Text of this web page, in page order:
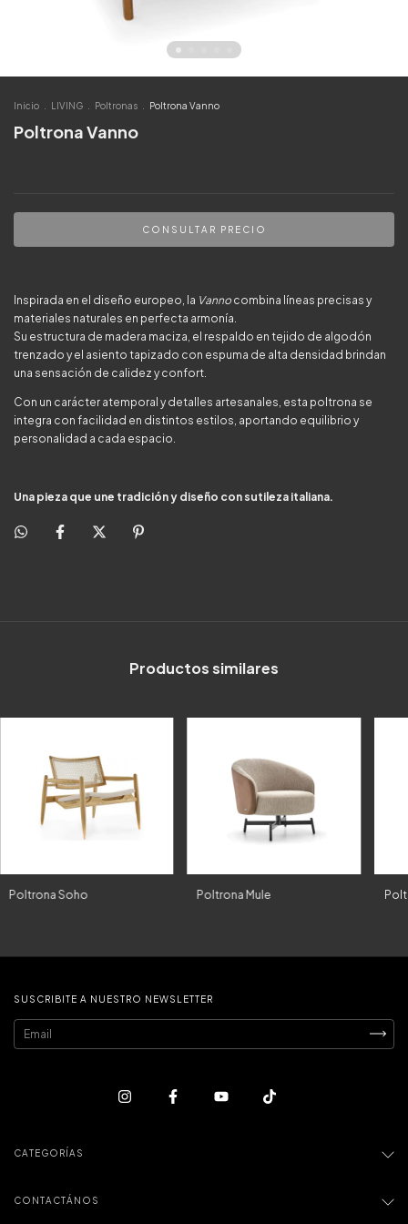
Inicio LIVING Poltronas Poltrona Vanno
Poltrona Vanno
Inspirada en el diseño europeo, la Vanno combina líneas precisas y
materiales naturales en perfecta armonía.
Su estructura de madera maciza, el respaldo en tejido de algodón
trenzado y el asiento tapizado con espuma de alta densidad brindan
una sensación de calidez y confort.
Con un carácter atemporal y detalles artesanales, esta poltrona se
integra con facilidad en distintos estilos, aportando equilibrio y
personalidad a cada espacio.
Una pieza que une tradición y diseño con sutileza italiana.
Productos similares
Poltrona Soho Poltrona Mule
SUSCRIBITE A NUESTRO NEWSLETTER
CATEGORÍAS
CONTACTÁNOS